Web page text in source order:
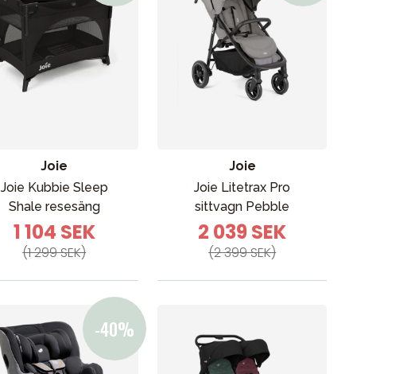
Joie
Joie Kubbie Sleep
Shale resesäng
1 104 SEK
(1 299 SEK)
Joie
Joie Litetrax Pro
sittvagn Pebble
2 039 SEK
(2 399 SEK)
Presenttips
Våra favoriter
Varumärken